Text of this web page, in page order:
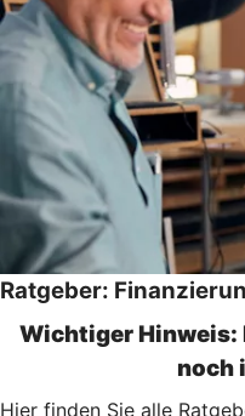
Ratgeber:
Wichtiger Hinweis:
noch
Hier finden Sie alle